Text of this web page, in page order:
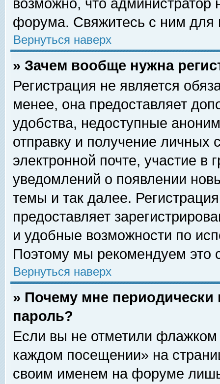
возможно, что
форума. Свяжитесь с ним для
Вернуться наверх
» Зачем вообще нужна
Регистрация не является
менее, она предоставляет
удобства, недоступные
отправку и получение личных
электронной почте, участие в
уведомлений о появлении
темы и так далее.
предоставляет
и удобные возможности по
Поэтому мы рекомендуем это
Вернуться наверх
» Почему мне
пароль?
Если вы не отметили флажком
каждом посещении» на
своим именем на форуме